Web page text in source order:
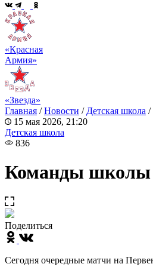
«Красная
Армия»
«Звезда»
Главная /Новости / Детская школа /
15 мая 2026, 21:20
Детская школа
836
Команды школы
Поделиться
Сегодня очередные матчи на